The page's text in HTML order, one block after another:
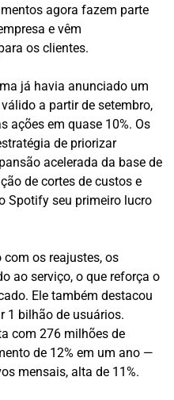
agora fazem parte
e vêm
os clientes.
já havia anunciado um
a partir de setembro,
ações em quase 10%. Os
de priorizar
acelerada da base de
de cortes de custos e
Spotify seu primeiro lucro
os reajustes, os
ao serviço, o que reforça o
Ele também destacou
1 bilhão de usuários.
com 276 milhões de
de 12% em um ano —
mensais, alta de 11%.